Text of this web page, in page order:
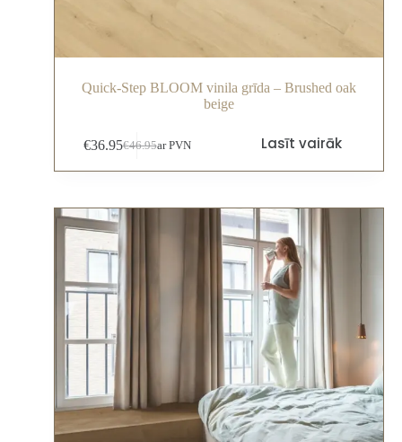
Quick-Step BLOOM vinila grīda – Brushed oak
beige
€46.95
€36.95 ar PVN Lasīt vairāk